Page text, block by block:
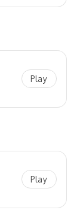
Play
Play